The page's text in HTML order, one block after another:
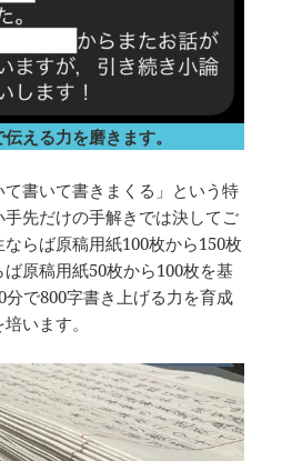
える力を磨きます。
書いて書きまくる」という特
先だけの手解きでは決してご
らば原稿用紙100枚から150枚
原稿用紙50枚から100枚を基
で800字書き上げる力を育成
います。